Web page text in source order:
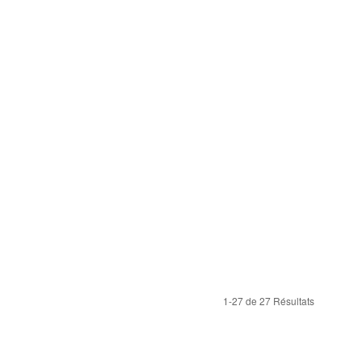
1-27 de 27 Résultats